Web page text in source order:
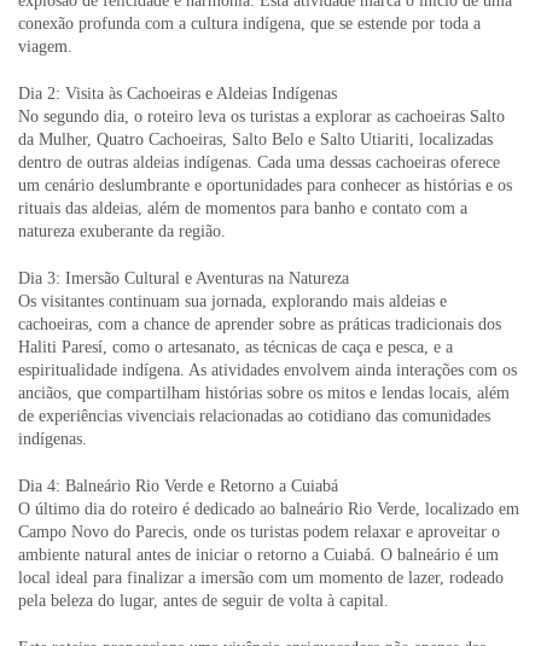
conexão profunda com a cultura indígena, que se estende por toda a
viagem.
Dia 2: Visita às Cachoeiras e Aldeias Indígenas
No segundo dia, o roteiro leva os turistas a explorar as cachoeiras Salto
da Mulher, Quatro Cachoeiras, Salto Belo e Salto Utiariti, localizadas
dentro de outras aldeias indígenas. Cada uma dessas cachoeiras oferece
um cenário deslumbrante e oportunidades para conhecer as histórias e os
rituais das aldeias, além de momentos para banho e contato com a
natureza exuberante da região.
Dia 3: Imersão Cultural e Aventuras na Natureza
Os visitantes continuam sua jornada, explorando mais aldeias e
cachoeiras, com a chance de aprender sobre as práticas tradicionais dos
Haliti Paresí, como o artesanato, as técnicas de caça e pesca, e a
espiritualidade indígena. As atividades envolvem ainda interações com os
anciãos, que compartilham histórias sobre os mitos e lendas locais, além
de experiências vivenciais relacionadas ao cotidiano das comunidades
indígenas.
Dia 4: Balneário Rio Verde e Retorno a Cuiabá
O último dia do roteiro é dedicado ao balneário Rio Verde, localizado em
Campo Novo do Parecis, onde os turistas podem relaxar e aproveitar o
ambiente natural antes de iniciar o retorno a Cuiabá. O balneário é um
local ideal para finalizar a imersão com um momento de lazer, rodeado
pela beleza do lugar, antes de seguir de volta à capital.